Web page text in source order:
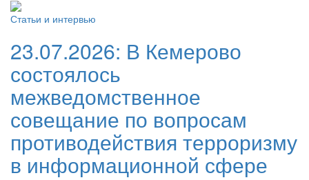
Статьи и интервью
23.07.2026: В Кемерово
состоялось
межведомственное
совещание по вопросам
противодействия терроризму
в информационной сфере